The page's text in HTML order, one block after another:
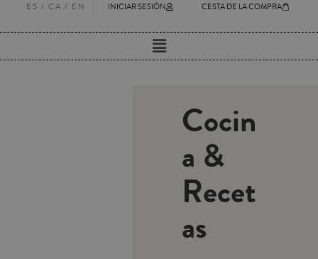
ES / CA / EN INICIAR SESIÓN CESTA DE LA COMPRA
Cocin
a &
Recet
as